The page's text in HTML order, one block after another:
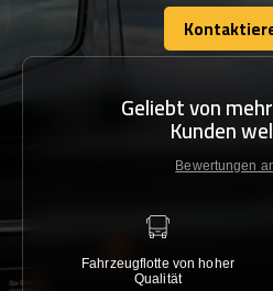
Geliebt von
Kunden
Bewertungen
Fahrzeugflotte von hoher
Qualität